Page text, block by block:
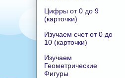
Цифры от 0 до 9
(карточки)
Изучаем счет от 0 до
10 (карточки)
Изучаем
Геометрические
Фигуры